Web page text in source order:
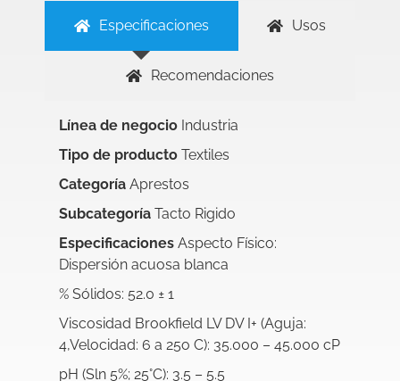
Especificaciones Usos
Recomendaciones
Línea de negocio Industria
Tipo de producto Textiles
Categoría Aprestos
Subcategoría Tacto Rigido
Especificaciones Aspecto Físico:
Dispersión acuosa blanca
% Sólidos: 52.0 ± 1
Viscosidad Brookfield LV DV I+ (Aguja:
4,Velocidad: 6 a 25o C): 35.000 – 45.000 cP
pH (Sln 5%; 25°C): 3.5 – 5.5